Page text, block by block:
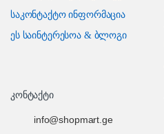
საკონტაქტო ინფორმაცია
ეს საინტერესოა & ბლოგი
კონტაქტი
info@shopmart.ge